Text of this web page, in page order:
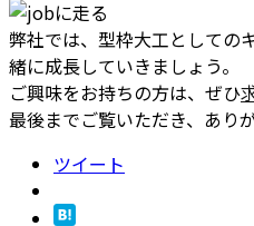
弊社では、型枠大工としての
緒に成長していきましょう。
ご興味をお持ちの方は、ぜひ
最後までご覧いただき、あり
ツイート